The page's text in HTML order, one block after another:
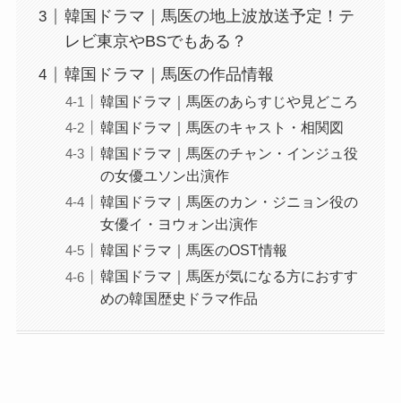
韓国ドラマ｜馬医の地上波放送予定！テ
レビ東京やBSでもある？
韓国ドラマ｜馬医の作品情報
韓国ドラマ｜馬医のあらすじや見どころ
韓国ドラマ｜馬医のキャスト・相関図
韓国ドラマ｜馬医のチャン・インジュ役
の女優ユソン出演作
韓国ドラマ｜馬医のカン・ジニョン役の
女優イ・ヨウォン出演作
韓国ドラマ｜馬医のOST情報
韓国ドラマ｜馬医が気になる方におすす
めの韓国歴史ドラマ作品